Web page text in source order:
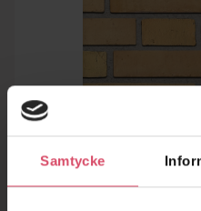
Samtycke